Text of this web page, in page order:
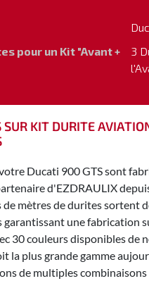
pour un Kit "Avant +
3
SUR KIT DURITE
Ducati 900 GTS sont
d'EZDRAULIX
de mètres de durites sortent
garantissant une fabrication
30 couleurs disponibles de
la plus grande gamme
de multiples